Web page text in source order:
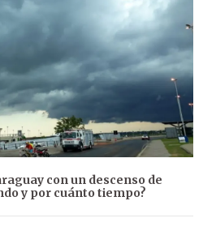
con un descenso de
y por cuánto tiempo?